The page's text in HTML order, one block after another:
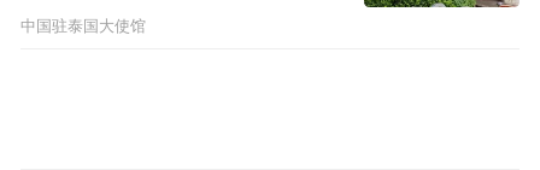
关于新冠病毒疫苗接种工作，按国务院联防
中国驻泰国大使馆